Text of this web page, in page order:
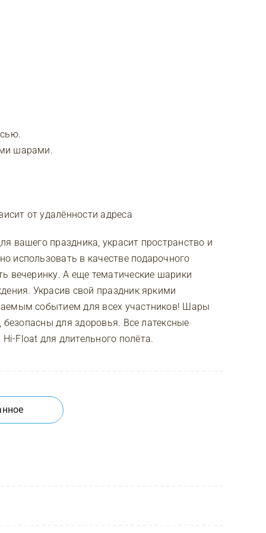
шарами.
от удалённости адреса
вашего праздника, украсит пространство и
в качестве подарочного
вечеринку. А еще тематические шарики
Украсив свой праздник яркими
событием для всех участников! Шары
безопасны для здоровья. Все латексные
Float для длительного полёта.